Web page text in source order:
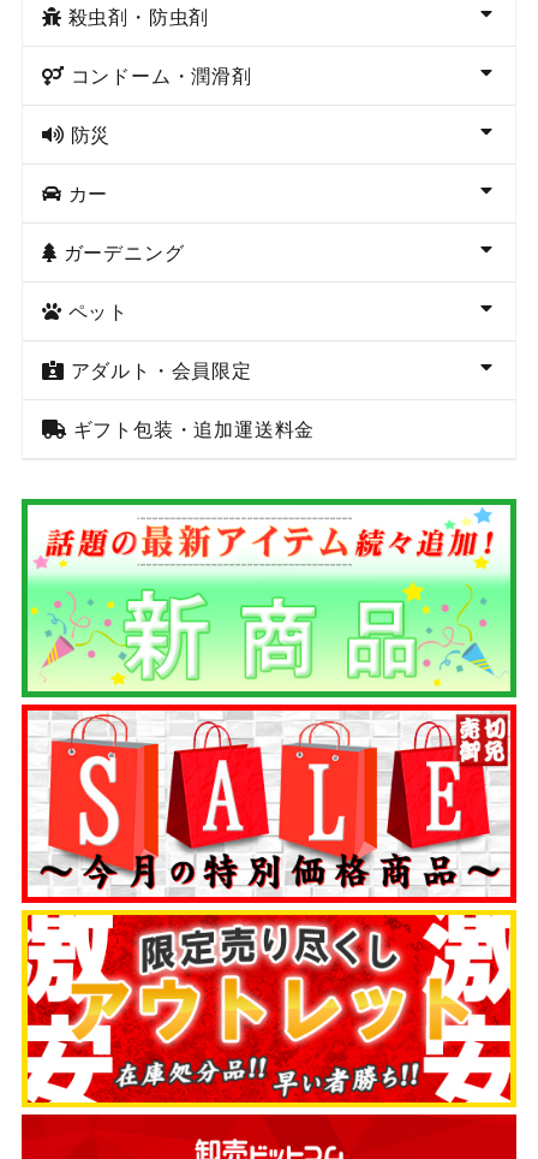
殺虫剤・防虫剤
コンドーム・潤滑剤
防災
カー
ガーデニング
ペット
アダルト・会員限定
ギフト包装・追加運送料金